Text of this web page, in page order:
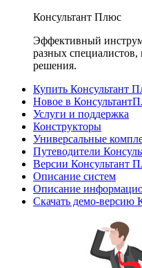
Консультант Плюс
Эффективный
разных
решения.
Купить Консультант
Новое в
Услуги и поддержка
Конструкторы
Универсальные
Путеводители
Версии Консультант
Описание систем
Описание
Скачать демо-версию